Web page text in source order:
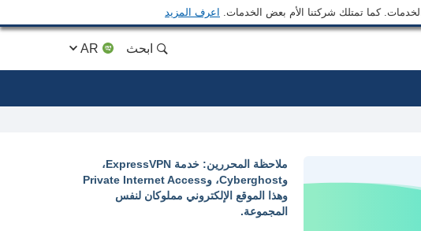
كما تمتلك شركتنا الأم بعض الخدمات. اعرف المزيد
ابحث
ملاحظة المحررين: خدمة ExpressVPN،
وCyberghost، وPrivate Internet Access
وهذا الموقع الإلكتروني مملوكان لنفس
المجموعة.